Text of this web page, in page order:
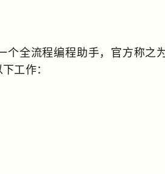
全流程编程助手，官方称之
工作：